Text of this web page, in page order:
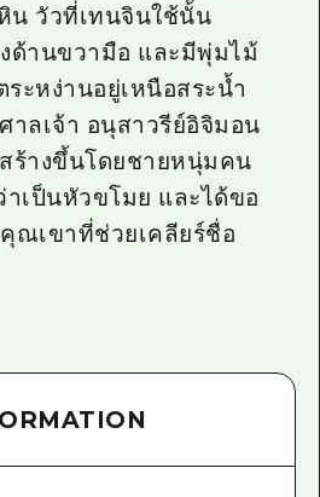
วัวที่เทนจินใช้นั้น
ด้านขวามือ และมีพุ่มไม้
ะหง่านอยู่เหนือสระน้ำ
าลเจ้า อนุสาวรีย์อิจิมอน
ร้างขึ้นโดยชายหนุ่มคน
าเป็นหัวขโมย และได้ขอ
ณเขาที่ช่วยเคลียร์ชื่อ